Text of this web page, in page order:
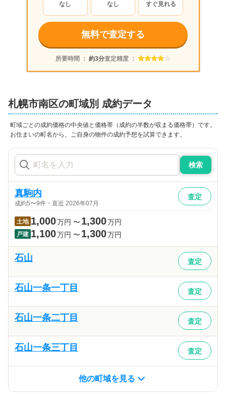
なし
なし
すぐ見れる
無料で査定する
所要時間 ： 約3分査定精度 ：
札幌市南区の町域別 成約データ
町域ごとの成約価格の中央値と価格帯（成約の半数が収まる価格帯）です。
お住まいの町名から、ご自身の物件の成約予想を試算できます。
検索
真駒内
成約5〜9件・直近 2026年07月
査定
土地 1,000万円 〜 1,300万円
戸建 1,100万円 〜 1,300万円
石山 査定
石山一条一丁目 査定
石山一条二丁目 査定
石山一条三丁目 査定
他の町域を見る